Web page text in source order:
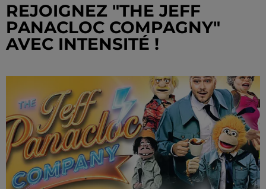
REJOIGNEZ "THE JEFF
PANACLOC COMPAGNY"
AVEC INTENSITÉ !